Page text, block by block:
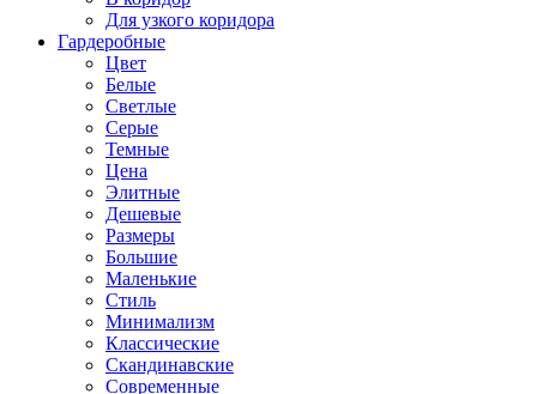
Для узкого коридора
Гардеробные
Цвет
Белые
Светлые
Серые
Темные
Цена
Элитные
Дешевые
Размеры
Большие
Маленькие
Стиль
Минимализм
Классические
Скандинавские
Современные